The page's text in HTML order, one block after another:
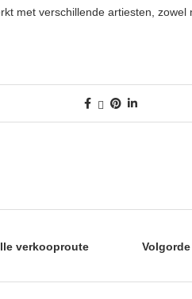
met verschillende artiesten,
verkooproute